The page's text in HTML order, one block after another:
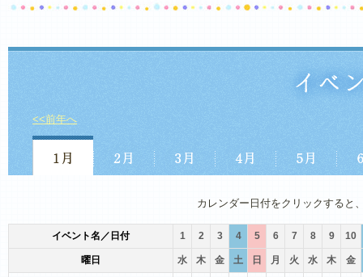
<<前年へ
カレンダー日付をクリックすると
イベント名／日付 1 2 3 4 5 6 7 8 9 10
曜日 水 木 金 土 日 月 火 水 木 金